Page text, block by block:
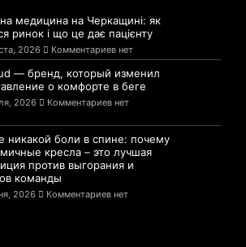
медицина на Черкащині: як
ринок і що це дає пацієнту
2026 Комментариев нет
— бренд, который изменил
о комфорте в беге
2026 Комментариев нет
никакой боли в спине: почему
кресла – это лучшая
против выгорания и
команды
2026 Комментариев нет